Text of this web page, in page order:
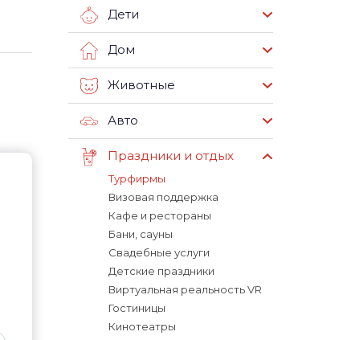
Дети
Дом
Животные
Авто
Праздники и отдых
Турфирмы
Визовая поддержка
Кафе и рестораны
Бани, сауны
Свадебные услуги
Детские праздники
Виртуальная реальность VR
Гостиницы
Кинотеатры